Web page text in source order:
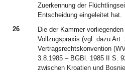
Zuerkennung der
Entscheidung eingeleitet hat.
26
Die der Kammer
Vollzugspraxis (vgl. dazu
Vertragsrechtskonvention
3.8.1985 – BGBl. 1985 II S.
zwischen Kroatien und